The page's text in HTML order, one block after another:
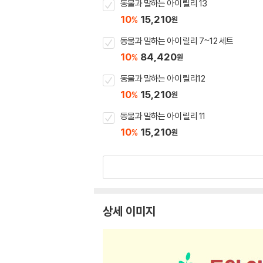
동물과 말하는 아이 릴리 13
10% 15,210원
동물과 말하는 아이 릴리 7~12 세트
10% 84,420원
동물과 말하는 아이 릴리12
10% 15,210원
동물과 말하는 아이 릴리 11
10% 15,210원
상세 이미지